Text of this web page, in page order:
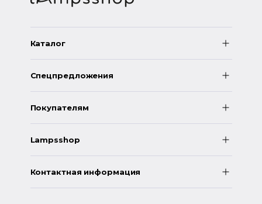
Каталог
Спецпредложения
Покупателям
Lampsshop
Контактная информация